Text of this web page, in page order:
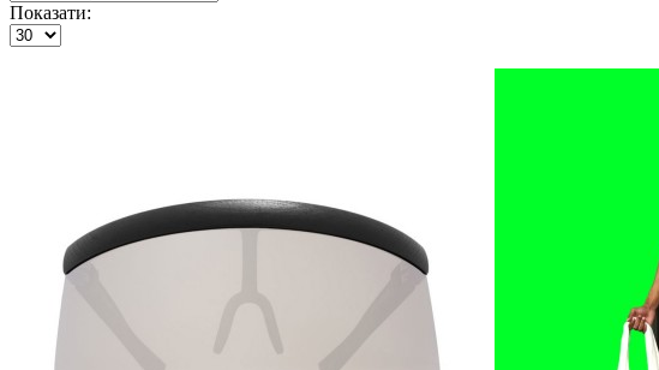
Показати: